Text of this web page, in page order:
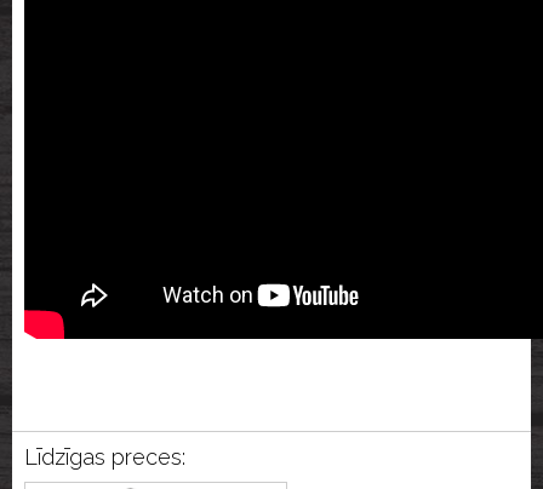
Līdzīgas preces: